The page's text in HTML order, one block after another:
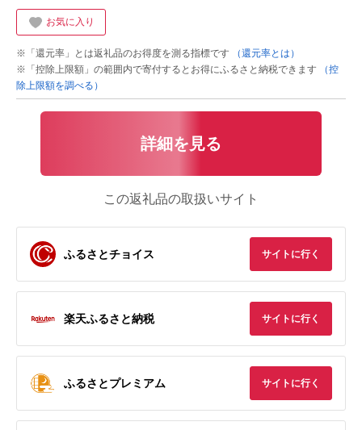
お気に入り
※「還元率」とは返礼品のお得度を測る指標です
（還元率とは）
※「控除上限額」の範囲内で寄付するとお得にふるさと納税できます
（控
除上限額を調べる）
詳細を見る
この返礼品の取扱いサイト
ふるさとチョイス サイトに行く
楽天ふるさと納税 サイトに行く
ふるさとプレミアム サイトに行く